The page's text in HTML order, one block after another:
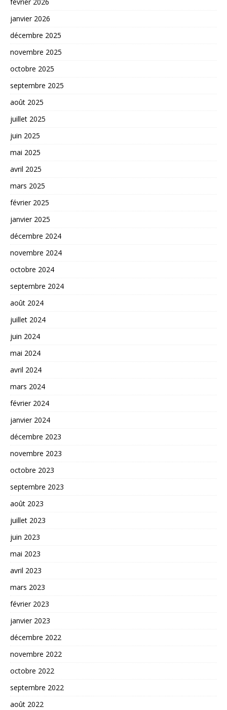
janvier 2026
décembre 2025
novembre 2025
octobre 2025
septembre 2025
août 2025
juillet 2025
juin 2025
mai 2025
avril 2025
mars 2025
février 2025
janvier 2025
décembre 2024
novembre 2024
octobre 2024
septembre 2024
août 2024
juillet 2024
juin 2024
mai 2024
avril 2024
mars 2024
février 2024
janvier 2024
décembre 2023
novembre 2023
octobre 2023
septembre 2023
août 2023
juillet 2023
juin 2023
mai 2023
avril 2023
mars 2023
février 2023
janvier 2023
décembre 2022
novembre 2022
octobre 2022
septembre 2022
août 2022